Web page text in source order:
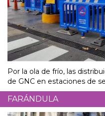
Por la ola de frío, las
de GNC en estaciones de
FARÁNDULA